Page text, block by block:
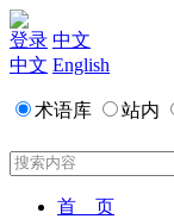
登录 中文
中文 English
术语库 站内
首 页